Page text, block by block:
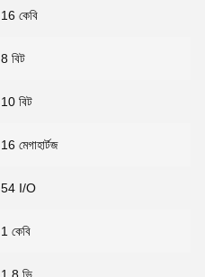
16 কেবি
8 বিট
10 বিট
16 মেগাহার্টজ
54 I/O
1 কেবি